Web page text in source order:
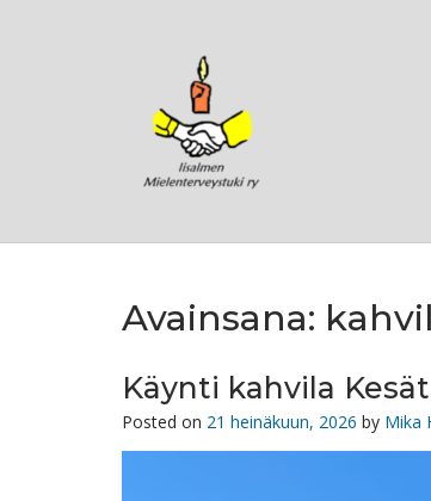
Avainsana:
Käynti kahvila
Posted on 21 heinäkuun, 2026 by Mika